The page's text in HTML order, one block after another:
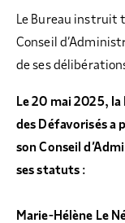
Le Bureau instruit
Conseil
de ses
Le 20 mai 2025,
des Défavorisés a
son Conseil
ses statuts :
Marie-Hélène Le